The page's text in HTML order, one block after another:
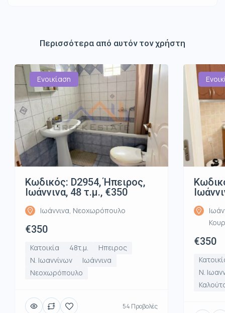
Περισσότερα από αυτόν τον χρήστη
Ενοικίαση
Κωδικός: D2954, Ήπειρος,
Ιωάννινα, 48 τ.μ., €350
Ιωάννινα, Νεοχωρόπουλο
€350
Κατοικία 48τ.μ.
Ηπειρος
Ν. Ιωαννίνων
Ιωάννινα
Νεοχωρόπουλο
54 Προβολές
€350
Ν.